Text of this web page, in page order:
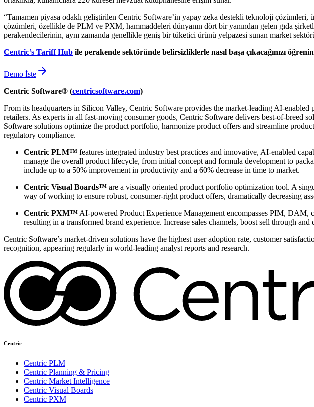
“Tamamen piyasa odaklı geliştirilen Centric Software’in yapay zeka destekli teknoloji çözümleri,
çözümleri, özellikle de PLM ve PXM, hammaddeleri dünyanın dört bir yanından gelen gıda
perakendecilerinin, aynı zamanda genellikle geniş bir tüketici ürünü yelpazesi sunan market
Centric’s Tariff Hub ile perakende sektöründe belirsizliklerle nasıl başa çıkacağınızı öğrenin
Demo İste
Centric Software® (centricsoftware.com)
From its headquarters in Silicon Valley, Centric Software provides the market-leading AI-
retailers. As experts in all fast-moving consumer goods, Centric Software delivers best-of-breed
Software solutions optimize the product portfolio, harmonize product offers and streamline
regulatory compliance.
Centric PLM™ features integrated industry best practices and innovative, AI-enabled
manage the overall product lifecycle, from initial concept and formula development to
include up to a 50% improvement in productivity and a 60% decrease in time to market.
Centric Visual Boards™ are a visually oriented product portfolio optimization tool. A
way of working to ensure robust, consumer-right product offers, dramatically decreasing
Centric PXM™ AI-powered Product Experience Management encompasses PIM,
resulting in a transformed brand experience. Increase sales channels, boost sell through and
Centric Software’s market-driven solutions have the highest user adoption rate, customer
recognition, appearing regularly in world-leading analyst reports and research.
Centric
Centric PLM
Centric Planning & Pricing
Centric Market Intelligence
Centric Visual Boards
Centric PXM